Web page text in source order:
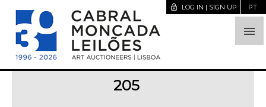

lock_open LOG IN | SIGN UP PT
205